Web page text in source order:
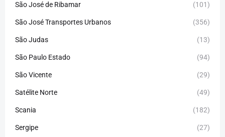
São José de Ribamar (101)
São José Transportes Urbanos (356)
São Judas (13)
São Paulo Estado (94)
São Vicente (29)
Satélite Norte (49)
Scania (182)
Sergipe (27)